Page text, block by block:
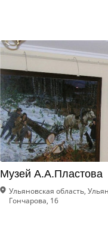
Музей А.А.Пластова
Ульяновская область,
Гончарова, 16